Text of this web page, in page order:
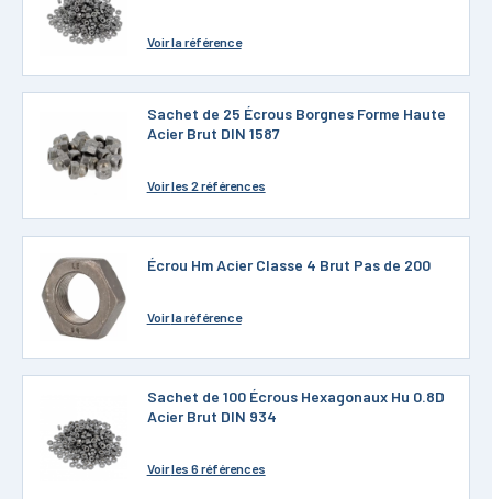
Voirla référence
Sachet de 25 Écrous Borgnes Forme Haute
Acier Brut DIN 1587
Voirles 2 références
Écrou Hm Acier Classe 4 Brut Pas de 200
Voirla référence
Sachet de 100 Écrous Hexagonaux Hu 0.8D
Acier Brut DIN 934
Voirles 6 références